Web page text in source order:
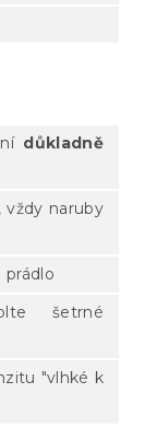
důkladně
vždy naruby
prádlo
šetrné
"vlhké k